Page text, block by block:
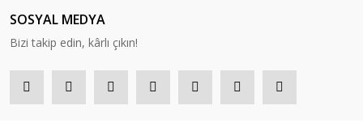
SOSYAL MEDYA
Bizi takip edin, kârlı çıkın!